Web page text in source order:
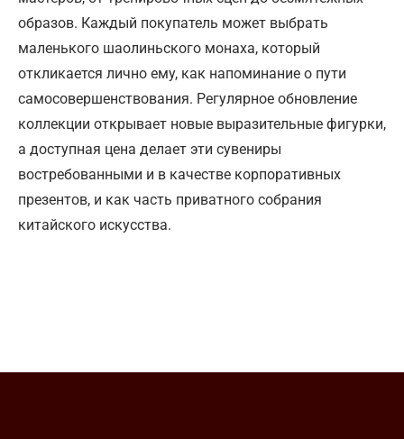
образов. Каждый покупатель может выбрать
маленького шаолиньского монаха, который
откликается лично ему, как напоминание о пути
самосовершенствования. Регулярное обновление
коллекции открывает новые выразительные фигурки,
а доступная цена делает эти сувениры
востребованными и в качестве корпоративных
презентов, и как часть приватного собрания
китайского искусства.